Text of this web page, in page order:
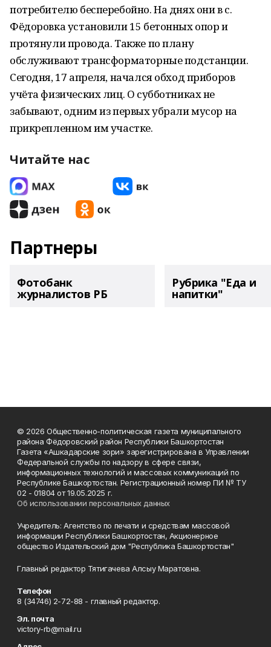
потребителю бесперебойно. На днях они в с.
Фёдоровка установили 15 бетонных опор и
протянули провода. Также по плану
обслуживают трансформаторные подстанции.
Сегодня, 17 апреля, начался обход приборов
учёта физических лиц. О субботниках не
забывают, одним из первых убрали мусор на
прикрепленном им участке.
Читайте нас
Партнеры
Фотобанк
журналистов РБ
Рубрика "Еда и
напитки"
© 2026 Общественно-политическая газета муниципального
района Фёдоровский район Республики Башкортостан
Газета «Ашкадарские зори» зарегистрирована в Управлении
Федеральной службы по надзору в сфере связи,
информационных технологий и массовых коммуникаций по
Республике Башкортостан. Регистрационный номер ПИ № ТУ
02 - 01804 от 19.05.2025 г.
Об использовании персональных данных
Учредитель: Агентство по печати и средствам массовой
информации Республики Башкортостан, Акционерное
общество Издательский дом "Республика Башкортостан"
Главный редактор Тятигачева Алсыу Маратовна.
Телефон
8 (34746) 2-72-88 - главный редактор.
Эл. почта
victory-rb@mail.ru